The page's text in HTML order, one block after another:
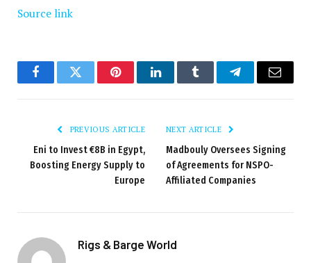
Source link
FacebookTwitter PinterestLinkedInTumblr TelegramEmail
PREVIOUS ARTICLE
Eni to Invest €8B in Egypt,
Boosting Energy Supply to
Europe
NEXT ARTICLE
Madbouly Oversees Signing
of Agreements for NSPO-
Affiliated Companies
Rigs & Barge World